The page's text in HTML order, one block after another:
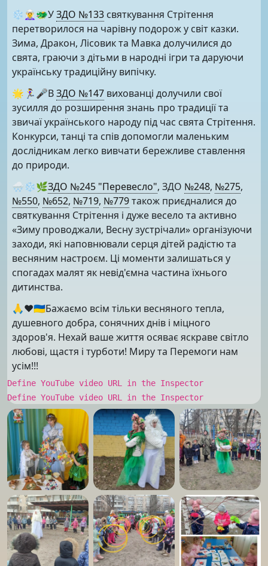
❄️🧝‍♀️🐲УЗДО №133 святкування Стрітення
перетворилося на чарівну подорож у світ казки.
Зима, Дракон, Лісовик та Мавка долучилися до
свята, граючи з дітьми в народні ігри та даруючи
українську традиційну випічку.
🌟🏃‍♀️🎤ВЗДО №147 вихованці долучили свої
зусилля до розширення знань про традиції та
звичаї українського народу під час свята Стрітення.
Конкурси, танці та спів допомогли маленьким
дослідникам легко вивчати бережливе ставлення
до природи.
🌨❄️🌿ЗДО №245 "Перевесло", ЗДО №248, №275,
№550, №652, №719, №779також приєдналися до
святкування Стрітення і дуже весело та активно
«Зиму проводжали, Весну зустрічали» організуючи
заходи, які наповнювали серця дітей радістю та
весняним настроєм. Ці моменти залишаться у
спогадах малят як невід'ємна частина їхнього
дитинства.
🙏❤️🇺🇦Бажаємо всім тільки весняного тепла,
душевного добра, сонячних днів і міцного
здоров'я. Нехай ваше життя осяває яскраве світло
любові, щастя і турботи! Миру та Перемоги нам
усім!!!
Define YouTube video URL in the Inspector
Define YouTube video URL in the Inspector